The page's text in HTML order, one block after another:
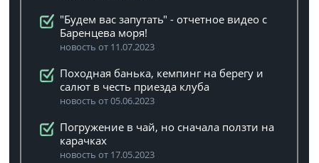
"Будем вас запутать" - отчетное видео с
Баренцева моря!
новость от 11.07.2023
Походная банька, кемпинг на берегу и
салют в честь приезда клуба
новость от 05.06.2023
Погружение в чай, но сначала ползти на
карачках
новость от 17.05.2023